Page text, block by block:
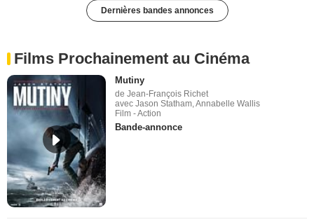
Dernières bandes annonces
Films Prochainement au Cinéma
Mutiny
de Jean-François Richet
avec Jason Statham, Annabelle Wallis
Film - Action
Bande-annonce